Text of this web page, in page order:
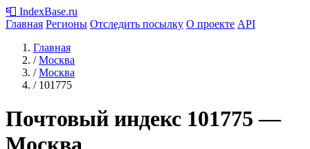
📮 IndexBase.ru
Главная Регионы Отследить посылку О проекте API
Главная
/ Москва
/ Москва
/ 101775
Почтовый индекс 101775 —